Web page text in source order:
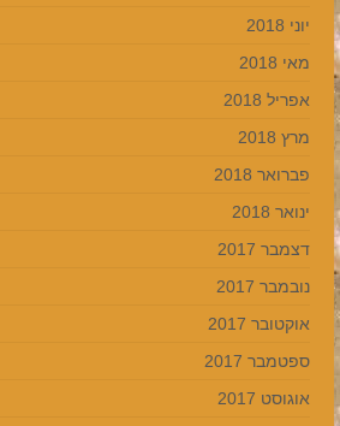
יוני 2018
מאי 2018
אפריל 2018
מרץ 2018
פברואר 2018
ינואר 2018
דצמבר 2017
נובמבר 2017
אוקטובר 2017
ספטמבר 2017
אוגוסט 2017